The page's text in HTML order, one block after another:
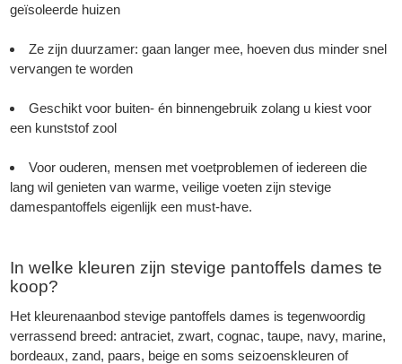
geïsoleerde huizen
Ze zijn duurzamer: gaan langer mee, hoeven dus minder snel
vervangen te worden
Geschikt voor buiten- én binnengebruik zolang u kiest voor
een kunststof zool
Voor ouderen, mensen met voetproblemen of iedereen die
lang wil genieten van warme, veilige voeten zijn stevige
damespantoffels eigenlijk een must-have.
In welke kleuren zijn stevige pantoffels dames te
koop?
Het kleurenaanbod stevige pantoffels dames is tegenwoordig
verrassend breed: antraciet, zwart, cognac, taupe, navy, marine,
bordeaux, zand, paars, beige en soms seizoenskleuren of